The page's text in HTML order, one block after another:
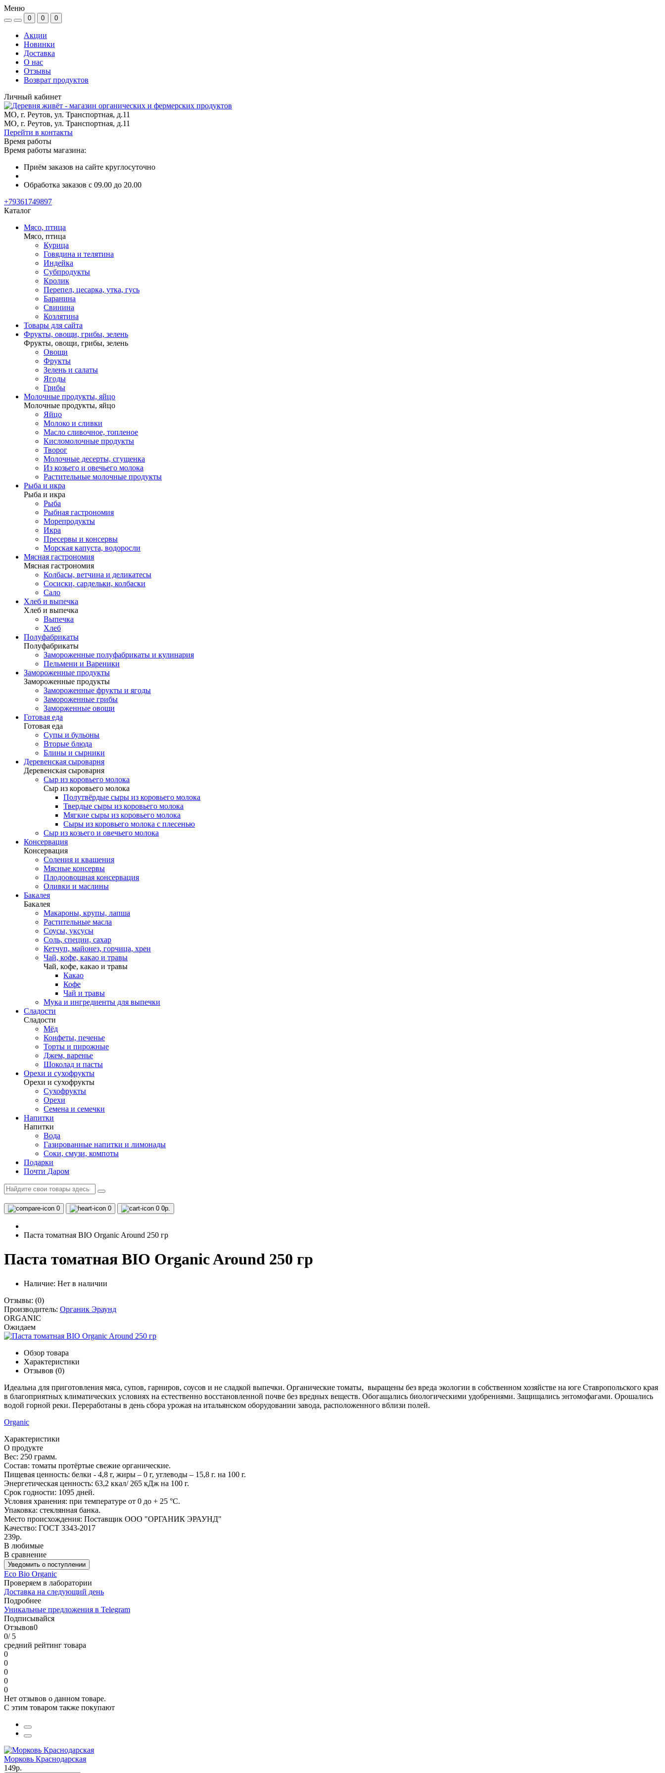
Меню
0 0 0
Акции
Новинки
Доставка
О нас
Отзывы
Возврат продуктов
Личный кабинет
МО, г. Реутов, ул. Транспортная, д.11
МО, г. Реутов, ул. Транспортная, д.11
Перейти в контакты
Время работы
Время работы магазина:
Приём заказов на сайте круглосуточно
Обработка заказов с 09.00 до 20.00
+79361749897
Каталог
Мясо, птица
Мясо, птица
Курица
Говядина и телятина
Индейка
Субпродукты
Кролик
Перепел, цесарка, утка, гусь
Баранина
Свинина
Козлятина
Товары для сайта
Фрукты, овощи, грибы, зелень
Фрукты, овощи, грибы, зелень
Овощи
Фрукты
Зелень и салаты
Ягоды
Грибы
Молочные продукты, яйцо
Молочные продукты, яйцо
Яйцо
Молоко и сливки
Масло сливочное, топленое
Кисломолочные продукты
Творог
Молочные десерты, сгущенка
Из козьего и овечьего молока
Растительные молочные продукты
Рыба и икра
Рыба и икра
Рыба
Рыбная гастрономия
Морепродукты
Икра
Пресервы и консервы
Морская капуста, водоросли
Мясная гастрономия
Мясная гастрономия
Колбасы, ветчина и деликатесы
Сосиски, сардельки, колбаски
Сало
Хлеб и выпечка
Хлеб и выпечка
Выпечка
Хлеб
Полуфабрикаты
Полуфабрикаты
Замороженные полуфабрикаты и кулинария
Пельмени и Вареники
Замороженные продукты
Замороженные продукты
Замороженные фрукты и ягоды
Замороженные грибы
Заморженные овощи
Готовая еда
Готовая еда
Супы и бульоны
Вторые блюда
Блины и сырники
Деревенская сыроварня
Деревенская сыроварня
Сыр из коровьего молока
Сыр из коровьего молока
Полутвёрдые сыры из коровьего молока
Твердые сыры из коровьего молока
Мягкие сыры из коровьего молока
Сыры из коровьего молока с плесенью
Сыр из козьего и овечьего молока
Консервация
Консервация
Соления и квашения
Мясные консервы
Плодоовощная консервация
Оливки и маслины
Бакалея
Бакалея
Макароны, крупы, лапша
Растительные масла
Соусы, уксусы
Соль, специи, сахар
Кетчуп, майонез, горчица, хрен
Чай, кофе, какао и травы
Чай, кофе, какао и травы
Какао
Кофе
Чай и травы
Мука и ингредиенты для выпечки
Сладости
Сладости
Мёд
Конфеты, печенье
Торты и пирожные
Джем, варенье
Шоколад и пасты
Орехи и сухофрукты
Орехи и сухофрукты
Сухофрукты
Орехи
Семена и семечки
Напитки
Напитки
Вода
Газированные напитки и лимонады
Соки, смузи, компоты
Подарки
Почти Даром
0 0 0 0р.
Паста томатная BIO Organic Around 250 гр
Паста томатная BIO Organic Around 250 гр
Наличие: Нет в наличии
Отзывы: (0)
Производитель: Органик Эраунд
ORGANIC
Ожидаем
Обзор товара
Характеристики
Отзывов (0)
Идеальна для приготовления мяса, супов, гарниров, соусов и не сладкой выпечки. Органические томаты, выращены без вреда экологии в собственном хозяйстве на юге Ставропольского края
в благоприятных климатических условиях на естественно восстановленной почве без вредных веществ. Обогащались биологическими удобрениями. Защищались энтомофагами. Орошались
водой горной реки. Переработаны в день сбора урожая на итальянском оборудовании завода, расположенного вблизи полей.
Organic
Характеристики
О продукте
Вес: 250 грамм.
Состав: томаты протёртые свежие органические.
Пищевая ценность: белки - 4,8 г, жиры – 0 г, углеводы – 15,8 г. на 100 г.
Энергетическая ценность: 63,2 ккал/ 265 кДж на 100 г.
Срок годности: 1095 дней.
Условия хранения: при температуре от 0 до + 25 °С.
Упаковка: стеклянная банка.
Место происхождения: Поставщик ООО "ОРГАНИК ЭРАУНД"
Качество: ГОСТ 3343-2017
239р.
В любимые
В сравнение
Уведомить о поступлении
Eco Bio Organic
Проверяем в лаборатории
Доставка на следующий день
Подробнее
Уникальные предложения в Telegram
Подписывайся
Отзывов0
0/ 5
средний рейтинг товара
0
0
0
0
0
Нет отзывов о данном товаре.
С этим товаром также покупают
Морковь Краснодарская
149р.